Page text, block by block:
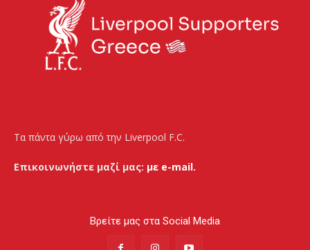
Τα πάντα γύρω από την Liverpool F.C.
Επικοινωνήστε μαζί μας: με e-mail.
Βρείτε μας στα Social Media